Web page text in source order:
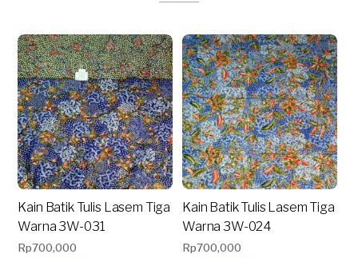
Kain Batik Tulis Lasem Tiga
Warna 3W-031
Rp700,000
Kain Batik Tulis Lasem Tiga
Warna 3W-024
Rp700,000